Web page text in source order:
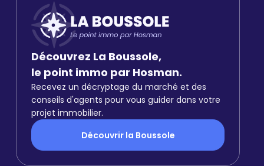
Découvrez La Boussole,
le point immo par Hosman.
Recevez un décryptage du marché et des
conseils d'agents pour vous guider dans votre
projet immobilier.
Découvrir la Boussole